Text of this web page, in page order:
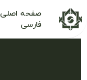
صفحه اصلی
فارسی